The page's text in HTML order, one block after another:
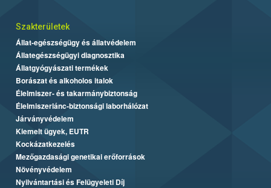
Szakterületek
Állat-egészségügy és állatvédelem
Állategészségügyi diagnosztika
Állatgyógyászati termékek
Borászat és alkoholos italok
Élelmiszer- és takarmánybiztonság
Élelmiszerlánc-biztonsági laborhálózat
Járványvédelem
Kiemelt ügyek, EUTR
Kockázatkezelés
Mezőgazdasági genetikai erőforrások
Növényvédelem
Nyilvántartási és Felügyeleti Díj